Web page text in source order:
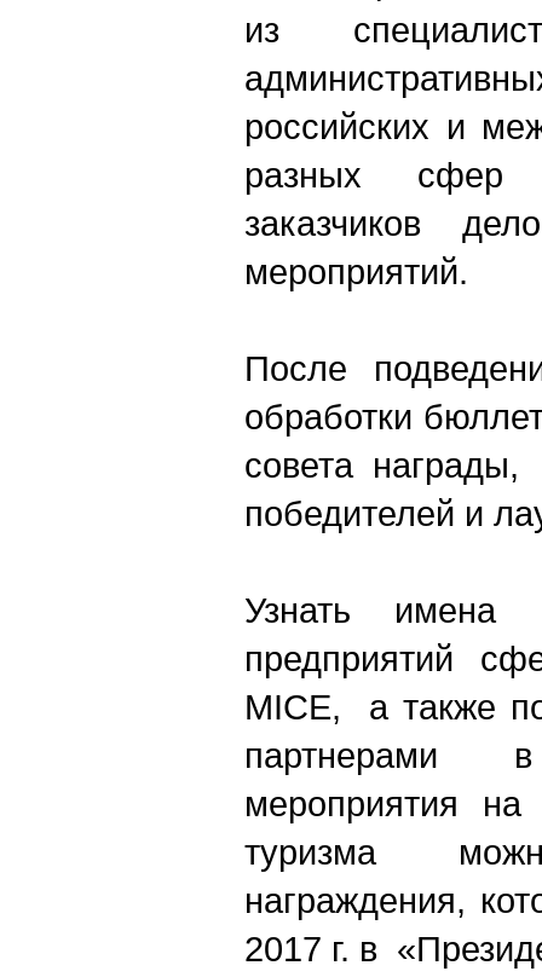
из
российских и
разных сфер
заказчиков
мероприятий.
После
обработки
совета награды,
победителей и
Узнать
предприятий
MICE, а также
партнерами
мероприятия
туризма
награждения,
2017 г. в